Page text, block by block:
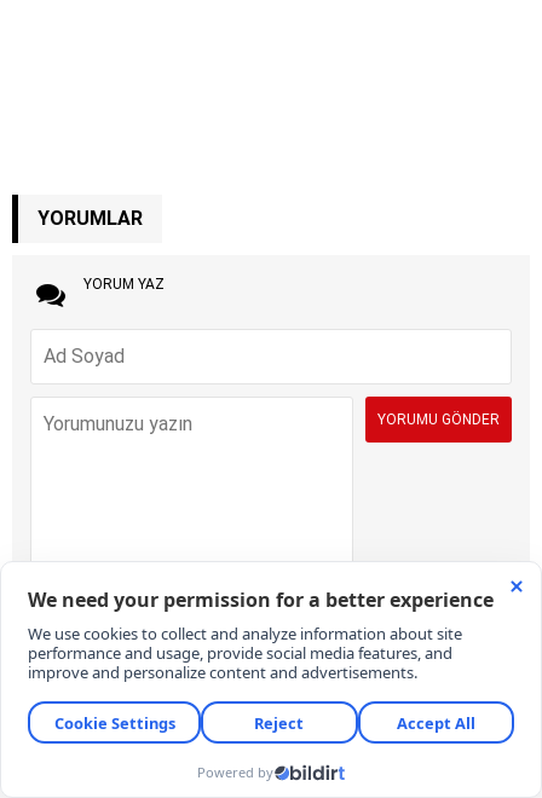
YORUMLAR
YORUM YAZ
İÇERİK VE ONAY KURALLARI:KARAR Gazetesi yorum sütunları ifade
hürriyetinin kullanımı için vardır. Sayfalarımız, temel insan haklarına,
değerler çerçevesinde yazılan yorumlara açıktır. Yorumların içerik ve
imla kalitesi gazete kadar okurların da sorumluluğundadır. Hakaret,
küfür, rencide edici cümleler veya imalar, imla kuralları ile yazılmamış,
Türkçe karakter kullanılmayan ve büyük harflerle yazılmış yorumlar
içeriğine bakılmaksızın onaylanmamaktadır. Özensizce belirlenmiş